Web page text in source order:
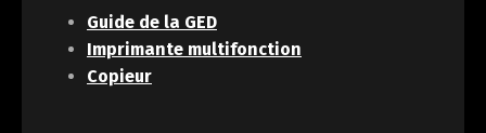
Guide de la GED
Imprimante multifonction
Copieur